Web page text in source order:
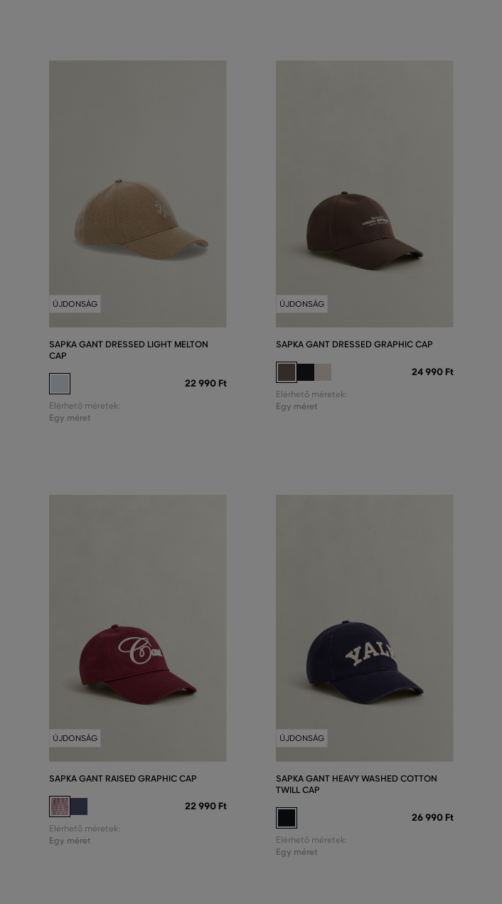
ÚJDONSÁG
SAPKA GANT DRESSED LIGHT MELTON
CAP
22 990 Ft
Elérhető méretek:
Egy méret
ÚJDONSÁG
SAPKA GANT DRESSED GRAPHIC CAP
24 990 Ft
Elérhető méretek:
Egy méret
ÚJDONSÁG
SAPKA GANT RAISED GRAPHIC CAP
22 990 Ft
Elérhető méretek:
Egy méret
ÚJDONSÁG
SAPKA GANT HEAVY WASHED COTTON
TWILL CAP
26 990 Ft
Elérhető méretek:
Egy méret